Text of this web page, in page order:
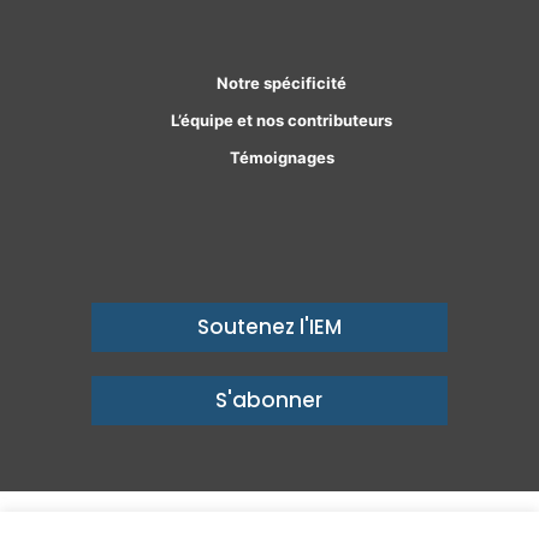
Notre spécificité
L’équipe et nos contributeurs
Témoignages
Soutenez l'IEM
S'abonner